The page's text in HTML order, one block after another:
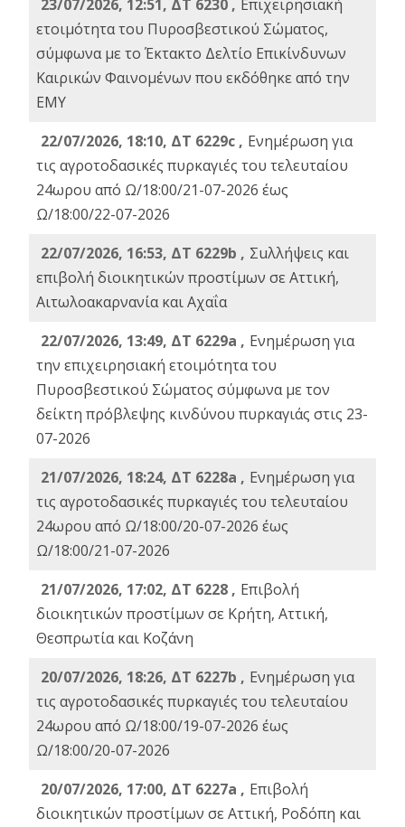
23/07/2026, 12:51, ΔΤ 6230 , Επιχειρησιακή
ετοιμότητα του Πυροσβεστικού Σώματος,
σύμφωνα με το Έκτακτο Δελτίο Επικίνδυνων
Καιρικών Φαινομένων που εκδόθηκε από την
ΕΜΥ
22/07/2026, 18:10, ΔΤ 6229c , Ενημέρωση για
τις αγροτοδασικές πυρκαγιές του τελευταίου
24ωρου από Ω/18:00/21-07-2026 έως
Ω/18:00/22-07-2026
22/07/2026, 16:53, ΔΤ 6229b , Σuλλήψεις και
επιβολή διοικητικών προστίμων σε Αττική,
Αιτωλοακαρνανία και Αχαΐα
22/07/2026, 13:49, ΔΤ 6229a , Ενημέρωση για
την επιχειρησιακή ετοιμότητα του
Πυροσβεστικού Σώματος σύμφωνα με τον
δείκτη πρόβλεψης κινδύνου πυρκαγιάς στις 23-
07-2026
21/07/2026, 18:24, ΔΤ 6228a , Ενημέρωση για
τις αγροτοδασικές πυρκαγιές του τελευταίου
24ωρου από Ω/18:00/20-07-2026 έως
Ω/18:00/21-07-2026
21/07/2026, 17:02, ΔΤ 6228 , Επιβολή
διοικητικών προστίμων σε Κρήτη, Αττική,
Θεσπρωτία και Κοζάνη
20/07/2026, 18:26, ΔΤ 6227b , Ενημέρωση για
τις αγροτοδασικές πυρκαγιές του τελευταίου
24ωρου από Ω/18:00/19-07-2026 έως
Ω/18:00/20-07-2026
20/07/2026, 17:00, ΔΤ 6227a , Επιβολή
διοικητικών προστίμων σε Αττική, Ροδόπη και